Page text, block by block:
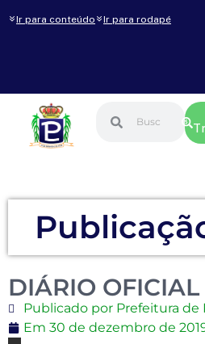
Ir para conteúdo Ir para rodapé
DIÁRIO OFICIAL
Publicado por Prefeitura de
Em 30 de dezembro de